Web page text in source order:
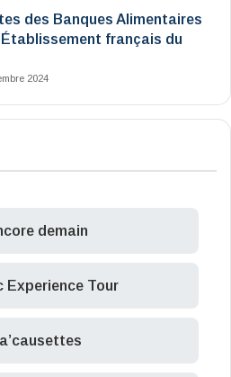
des Banques Alimentaires
français du
2024
demain
Experience Tour